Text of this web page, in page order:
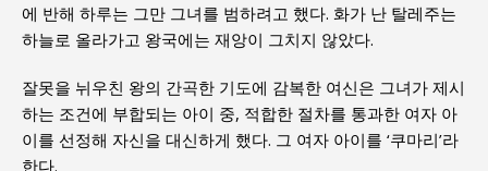
에 반해 하루는 그만 그녀를 범하려고 했다. 화가 난 탈레주는
하늘로 올라가고 왕국에는 재앙이 그치지 않았다.
잘못을 뉘우친 왕의 간곡한 기도에 감복한 여신은 그녀가 제시
하는 조건에 부합되는 아이 중, 적합한 절차를 통과한 여자 아
이를 선정해 자신을 대신하게 했다. 그 여자 아이를 ‘쿠마리’라
한다.